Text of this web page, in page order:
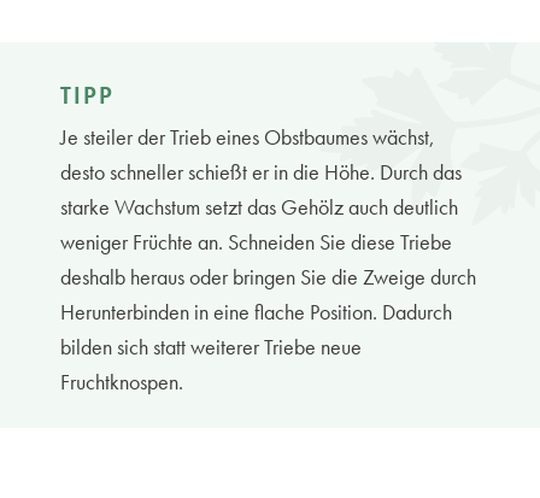
TIPP
Je steiler der Trieb eines Obstbaumes wächst,
desto schneller schießt er in die Höhe. Durch das
starke Wachstum setzt das Gehölz auch deutlich
weniger Früchte an. Schneiden Sie diese Triebe
deshalb heraus oder bringen Sie die Zweige durch
Herunterbinden in eine flache Position. Dadurch
bilden sich statt weiterer Triebe neue
Fruchtknospen.